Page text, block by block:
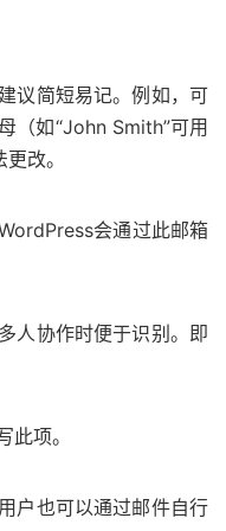
议简短易记。例如，可
（如“John Smith”可用
改。
会通过此邮箱
人协作时便于识别。即
项。
户也可以通过邮件自行